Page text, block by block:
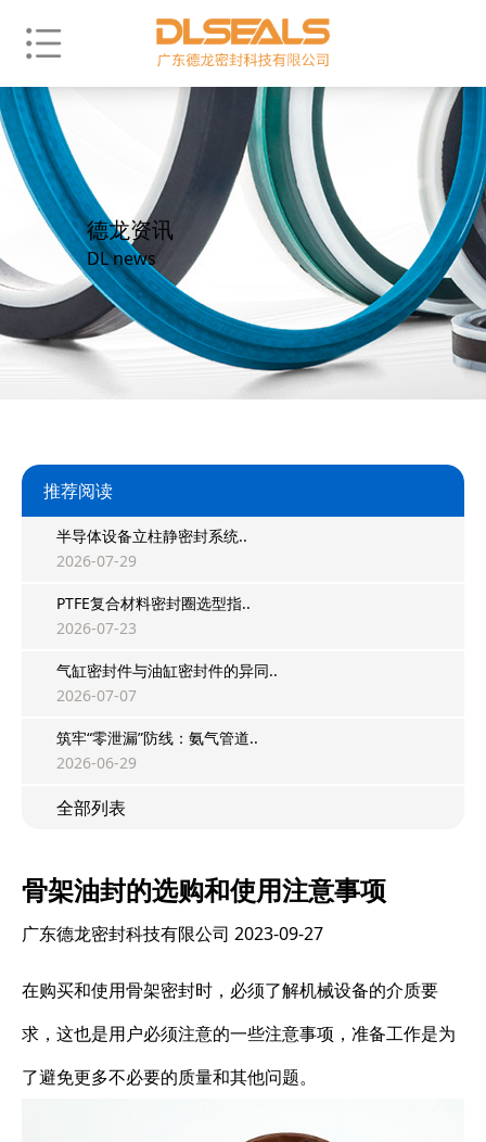
德龙资讯
DL news
推荐阅读
半导体设备立柱静密封系统..
2026-07-29
PTFE复合材料密封圈选型指..
2026-07-23
气缸密封件与油缸密封件的异同..
2026-07-07
筑牢“零泄漏”防线：氨气管道..
2026-06-29
全部列表
骨架油封的选购和使用注意事项
广东德龙密封科技有限公司 2023-09-27
在购买和使用骨架密封时，必须了解机械设备的介质要
求，这也是用户必须注意的一些注意事项，准备工作是为
了避免更多不必要的质量和其他问题。